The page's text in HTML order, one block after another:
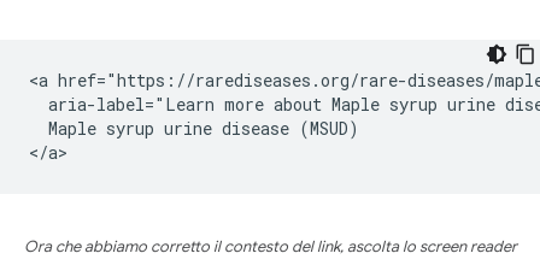
<a href="https://rarediseases.org/rare-diseases/
aria-label="Learn more about Maple syrup urine
  Maple syrup urine disease (MSUD)
Ora che abbiamo corretto il contesto del link, ascolta lo screen reader